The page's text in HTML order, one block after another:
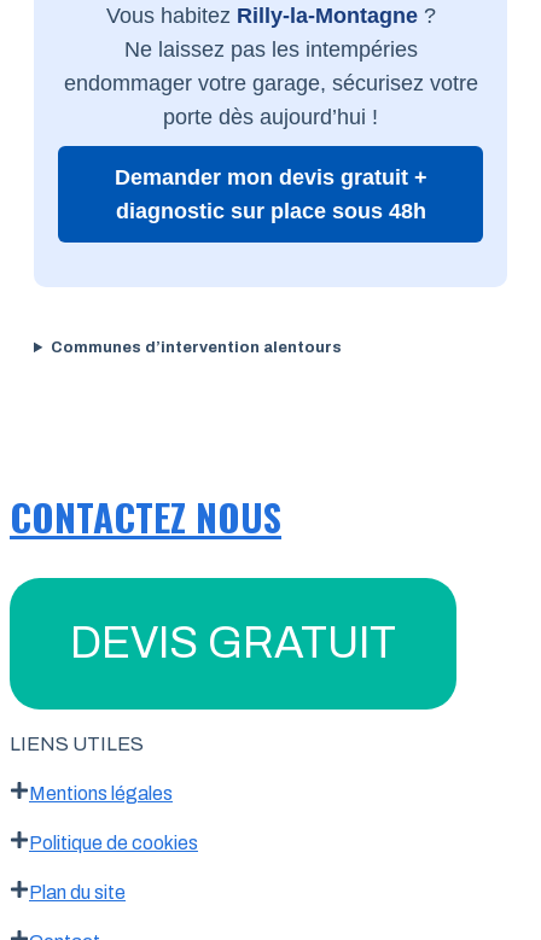
Vous habitez Rilly-la-Montagne?
Ne laissez pas les intempéries
endommager votre garage, sécurisez votre
porte dès aujourd’hui !
Demander mon devis gratuit +
diagnostic sur place sous 48h
Communes d’intervention alentours
CONTACTEZ NOUS
DEVIS GRATUIT
LIENS UTILES
Mentions légales
Politique de cookies
Plan du site